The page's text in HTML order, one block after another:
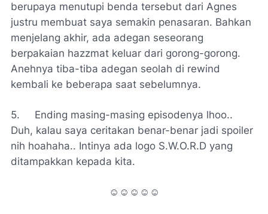
berupaya menutupi benda tersebut dari Agnes
justru membuat saya semakin penasaran. Bahkan
menjelang akhir, ada adegan seseorang
berpakaian hazzmat keluar dari gorong-gorong.
Anehnya tiba-tiba adegan seolah di rewind
kembali ke beberapa saat sebelumnya.
5. Ending masing-masing episodenya lhoo..
Duh, kalau saya ceritakan benar-benar jadi spoiler
nih hoahaha.. Intinya ada logo S.W.O.R.D yang
ditampakkan kepada kita.
☺☺☺☺☺